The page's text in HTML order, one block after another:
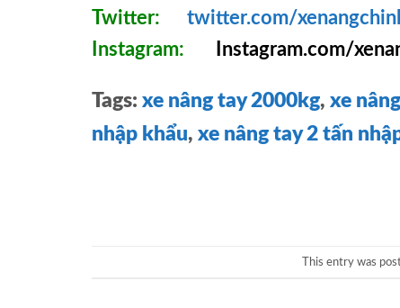
Twitter:
twitter.com/
Instagram:
Instagram.com/
Tags: xe nâng tay 2000kg, xe
nhập khẩu, xe nâng tay 2 tấn
This entry was